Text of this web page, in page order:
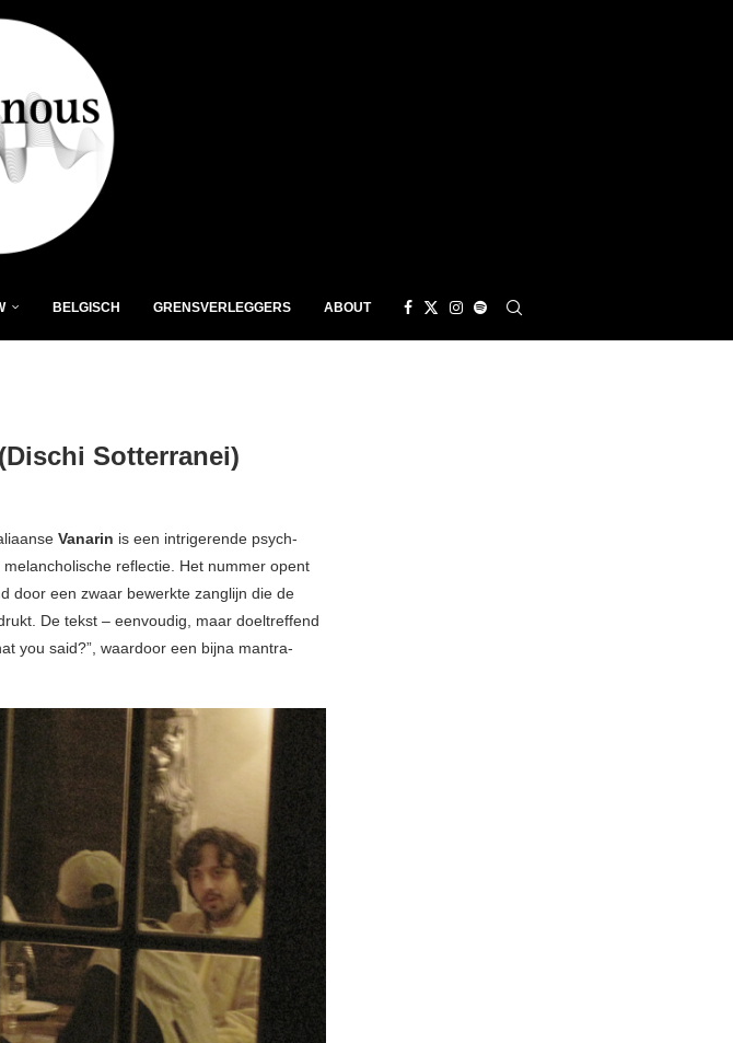
BELGISCH GRENSVERLEGGERS ABOUT
Sotterranei)
Vanarin is een intrigerende psych-
reflectie. Het nummer opent
door een zwaar bewerkte zanglijn die de
De tekst – eenvoudig, maar doeltreffend
you said?”, waardoor een bijna mantra-